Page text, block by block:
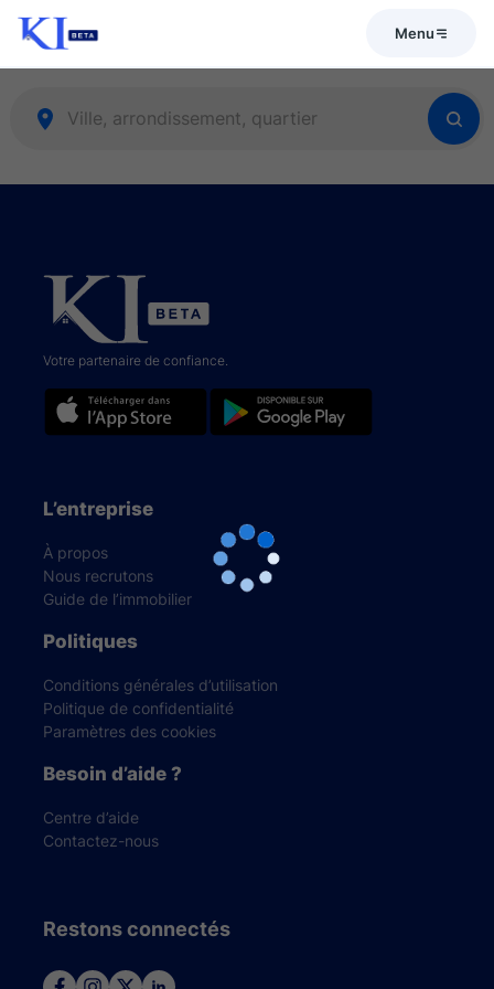
Menu
Votre partenaire de confiance.
L’entreprise
À propos
Nous recrutons
Guide de l’immobilier
Politiques
Conditions générales d’utilisation
Politique de confidentialité
Paramètres des cookies
Besoin d’aide ?
Centre d’aide
Contactez-nous
Restons connectés